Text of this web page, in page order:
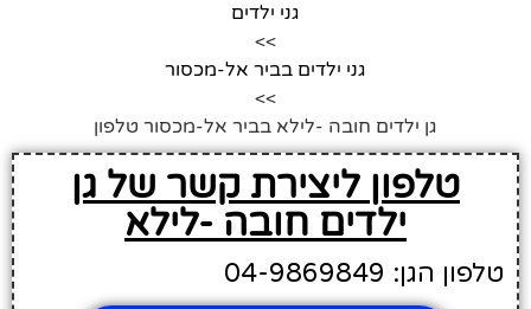
גני ילדים
>>
גני ילדים בביר אל-מכסור
>>
גן ילדים חובה -לילא בביר אל-מכסור טלפון
טלפון ליצירת קשר של גן
ילדים חובה -לילא
טלפון הגן: 04-9869849